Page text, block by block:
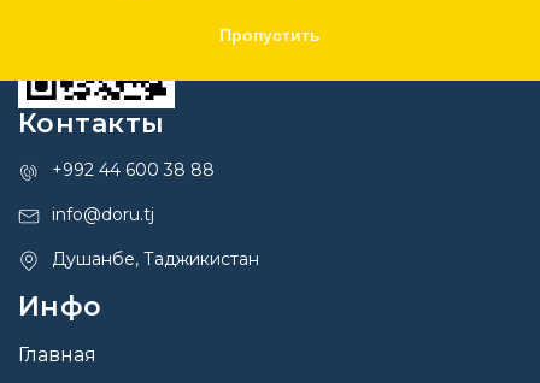
Пропустить
Контакты
+992 44 600 38 88
info@doru.tj
Душанбе, Таджикистан
Инфо
Главная